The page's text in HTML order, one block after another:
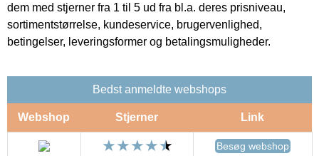
dem med stjerner fra 1 til 5 ud fra bl.a. deres prisniveau,
sortimentstørrelse, kundeservice, brugervenlighed,
betingelser, leveringsformer og betalingsmuligheder.
Bedst anmeldte webshops
Webshop Stjerner Link
Besøg webshop